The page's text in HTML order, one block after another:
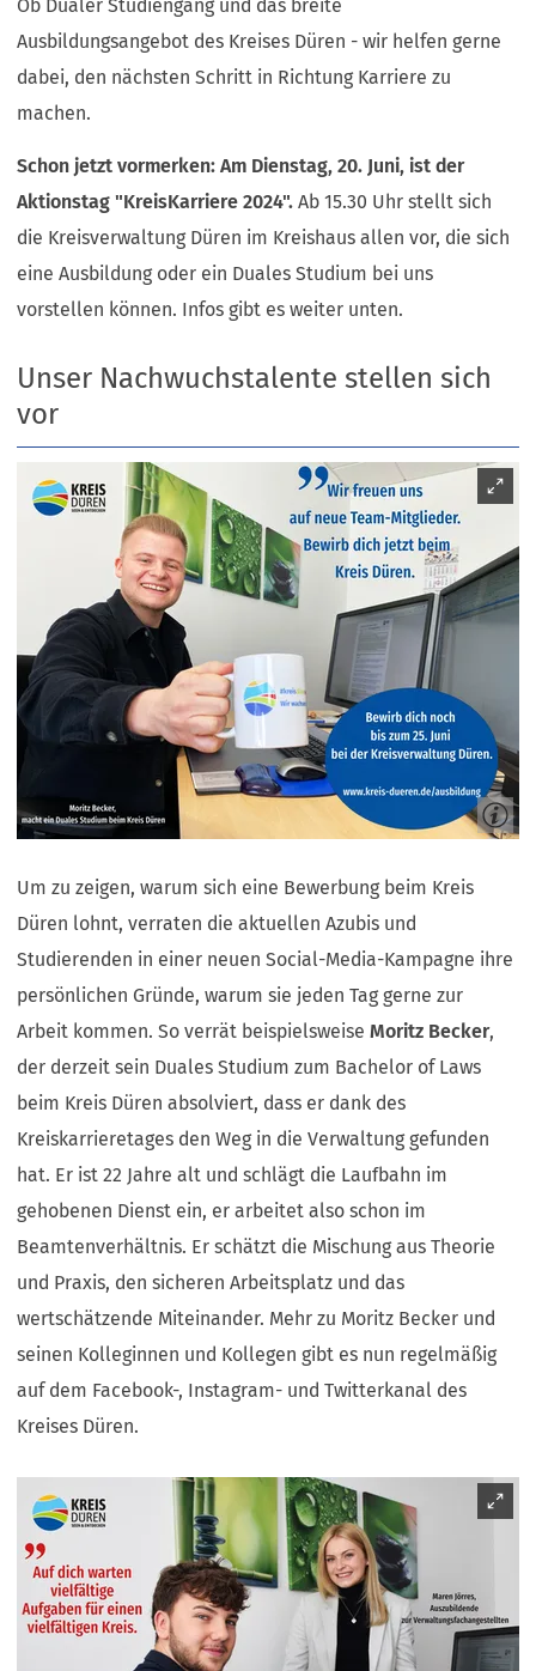
Ob Dualer Studiengang und das breite
Ausbildungsangebot des Kreises Düren - wir helfen gerne
dabei, den nächsten Schritt in Richtung Karriere zu
machen.
Schon jetzt vormerken: Am Dienstag, 20. Juni, ist der
Aktionstag "KreisKarriere 2024". Ab 15.30 Uhr stellt sich
die Kreisverwaltung Düren im Kreishaus allen vor, die sich
eine Ausbildung oder ein Duales Studium bei uns
vorstellen können. Infos gibt es weiter unten.
Unser Nachwuchstalente stellen sich
vor
Um zu zeigen, warum sich eine Bewerbung beim Kreis
Düren lohnt, verraten die aktuellen Azubis und
Studierenden in einer neuen Social-Media-Kampagne ihre
persönlichen Gründe, warum sie jeden Tag gerne zur
Arbeit kommen. So verrät beispielsweiseMoritz Becker,
der derzeit sein Duales Studium zum Bachelor of Laws
beim Kreis Düren absolviert, dass er dank des
Kreiskarrieretages den Weg in die Verwaltung gefunden
hat. Er ist 22 Jahre alt und schlägt die Laufbahn im
gehobenen Dienst ein, er arbeitet also schon im
Beamtenverhältnis. Er schätzt die Mischung aus Theorie
und Praxis, den sicheren Arbeitsplatz und das
wertschätzende Miteinander. Mehr zu Moritz Becker und
seinen Kolleginnen und Kollegen gibt es nun regelmäßig
auf dem Facebook-, Instagram- und Twitterkanal des
Kreises Düren.